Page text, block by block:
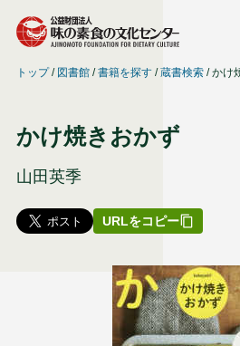
トップ 図書館 書籍を探す 蔵書検索 かけ
かけ焼きおかず
山田英季
URLをコピー